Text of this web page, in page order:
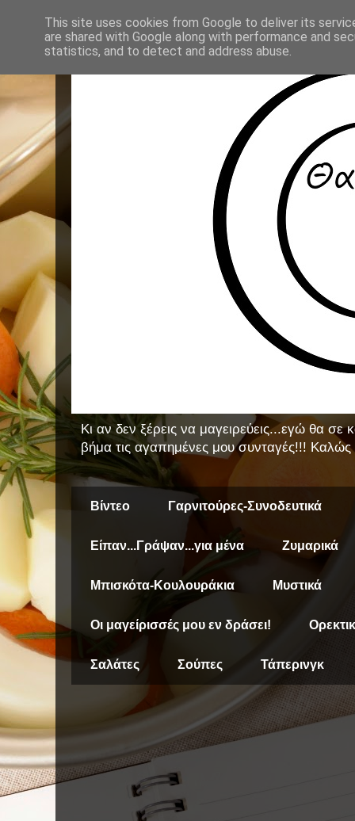
Κι αν δεν ξέρεις να μαγειρεύεις...εγώ θα
βήμα τις αγαπημένες μου συνταγές!!! Καλώς
Βίντεο Γαρνιτούρες-Συνοδευτικά
Είπαν...Γράψαν...για μένα Ζυμαρικά
Μπισκότα-Κουλουράκια Μυστικά
Οι μαγείρισσές μου εν δράσει!
Σαλάτες Σούπες Τάπερινγκ
This site uses cookies from Google to deliver its
are shared with Google along with performance and
statistics, and to detect and address abuse.